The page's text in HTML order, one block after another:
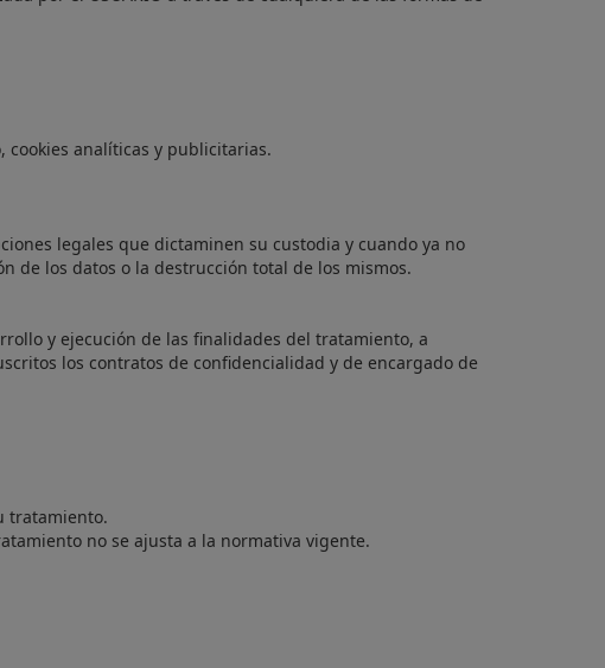
cookies analíticas y publicitarias.
legales que dictaminen su custodia y cuando ya no
de los datos o la destrucción total de los mismos.
y ejecución de las finalidades del tratamiento, a
los contratos de confidencialidad y de encargado de
tratamiento.
no se ajusta a la normativa vigente.